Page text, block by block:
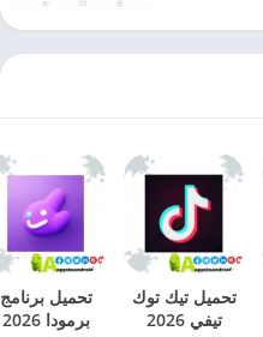
تحميل تيك توك
تيفي 2026
تحميل برنامج
برمودا 2026